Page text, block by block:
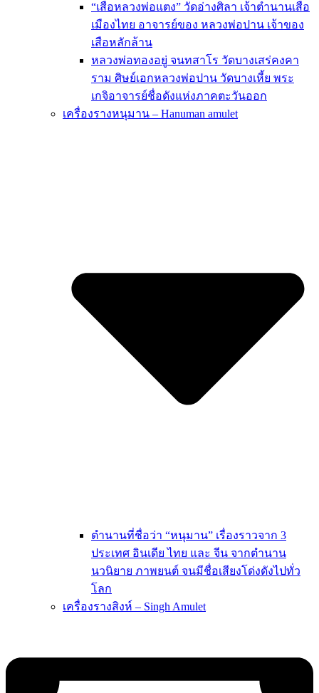
“เสือหลวงพ่อแตง” วัดอ่างศิลา เจ้าตำนานเสือ
เมืองไทย อาจารย์ของ หลวงพ่อปาน เจ้าของ
เสือหลักล้าน
หลวงพ่อทองอยู่ จนทสาโร วัดบางเสร่คงคา
ราม ศิษย์เอกหลวงพ่อปาน วัดบางเหี้ย พระ
เกจิอาจารย์ชื่อดังแห่งภาคตะวันออก
เครื่องรางหนุมาน – Hanuman amulet
ตำนานที่ชื่อว่า “หนุมาน” เรื่องราวจาก 3
ประเทศ อินเดีย ไทย และ จีน จากตำนาน
นวนิยาย ภาพยนต์ จนมีชื่อเสียงโด่งดังไปทั่ว
โลก
เครื่องรางสิงห์ – Singh Amulet